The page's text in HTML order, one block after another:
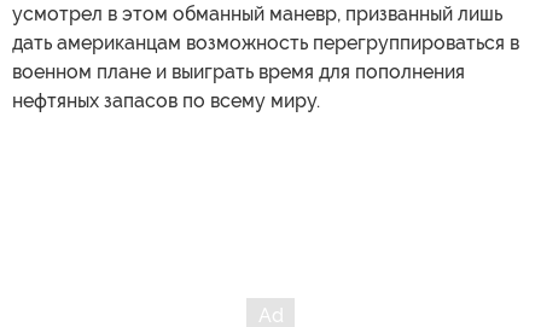
усмотрел в этом обманный маневр, призванный лишь
дать американцам возможность перегруппироваться в
военном плане и выиграть время для пополнения
нефтяных запасов по всему миру.